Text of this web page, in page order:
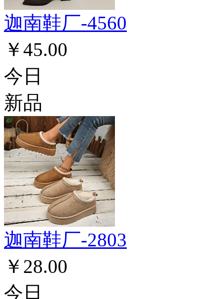
迦南鞋厂-4560
￥45.00
今日
新品
迦南鞋厂-2803
￥28.00
今日